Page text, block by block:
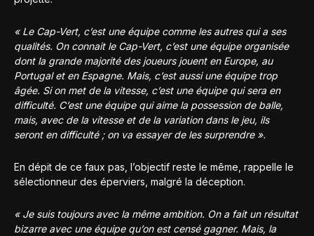
« Le Cap-Vert, c’est une équipe comme les autres qui a ses
qualités. On connait le Cap-Vert, c’est une équipe organisée
dont la grande majorité des joueurs jouent en Europe, au
Portugal et en Espagne. Mais, c’est aussi une équipe trop
âgée. Si on met de la vitesse, c’est une équipe qui sera en
difficulté. C’est une équipe qui aime la possession de balle,
mais, avec de la vitesse et de la variation dans le jeu, ils
seront en difficulté ; on va essayer de les surprendre ».
En dépit de ce faux pas, l’objectif reste le même, rappelle le
sélectionneur des éperviers, malgré la déception.
« Je suis toujours avec la même ambition. On a fait un résultat
bizarre avec une équipe qu’on est censé gagner. Mais, la